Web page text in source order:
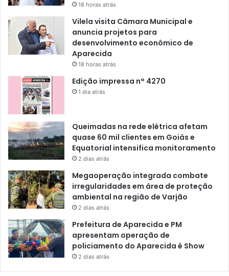
18 horas atrás
Vilela visita Câmara Municipal e
anuncia projetos para
desenvolvimento econômico de
Aparecida
18 horas atrás
Edição impressa n° 4270
1 dia atrás
Queimadas na rede elétrica afetam
quase 60 mil clientes em Goiás e
Equatorial intensifica monitoramento
2 dias atrás
Megaoperação integrada combate
irregularidades em área de proteção
ambiental na região de Varjão
2 dias atrás
Prefeitura de Aparecida e PM
apresentam operação de
policiamento do Aparecida é Show
2 dias atrás